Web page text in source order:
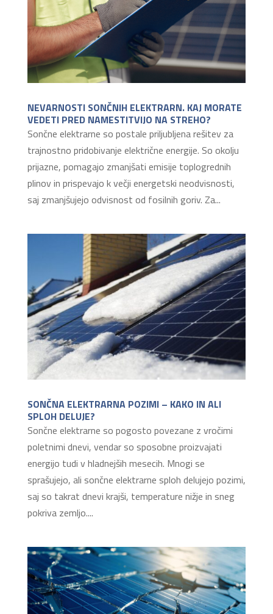
NEVARNOSTI SONČNIH ELEKTRARN. KAJ MORATE
VEDETI PRED NAMESTITVIJO NA STREHO?
Sončne elektrarne so postale priljubljena rešitev za
trajnostno pridobivanje električne energije. So okolju
prijazne, pomagajo zmanjšati emisije toplogrednih
plinov in prispevajo k večji energetski neodvisnosti,
saj zmanjšujejo odvisnost od fosilnih goriv. Za...
SONČNA ELEKTRARNA POZIMI – KAKO IN ALI
SPLOH DELUJE?
Sončne elektrarne so pogosto povezane z vročimi
poletnimi dnevi, vendar so sposobne proizvajati
energijo tudi v hladnejših mesecih. Mnogi se
sprašujejo, ali sončne elektrarne sploh delujejo pozimi,
saj so takrat dnevi krajši, temperature nižje in sneg
pokriva zemljo....